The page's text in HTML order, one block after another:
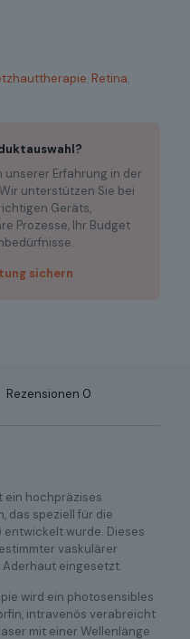
, Retina,
unserer Erfahrung in der
unterstützen Sie bei
Geräts,
Prozesse, Ihr Budget
sichern
Rezensionen 0
ein hochpräzises
das speziell für die
entwickelt wurde. Dieses
vaskulärer
Aderhaut eingesetzt.
wird ein photosensibles
intravenös verabreicht
mit einer Wellenlänge